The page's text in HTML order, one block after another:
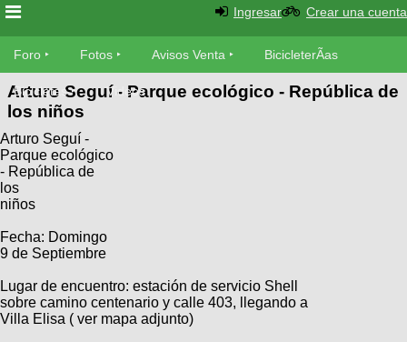
Foro
Foro
TÃ©cnica
MecÃ¡nica
Fotos
SUBÃ
tu foto
Galeria
XC
Bicicletas
Viajes
Avisos
Ventas
SUBÃ
tu
Buscar
as
Bicicletas
Videos
Ingresar Crear una cuenta
Foro Fotos Avisos Venta BicicleterÃ­as
Bicicletas Videos
Arturo Seguí - Parque ecológico - República de
los niños
Arturo Seguí -
Parque ecológico
- República de
los
niños
Fecha: Domingo
9 de Septiembre
Lugar de encuentro: estación de servicio Shell
sobre camino centenario y calle 403, llegando a
Villa Elisa ( ver mapa adjunto)